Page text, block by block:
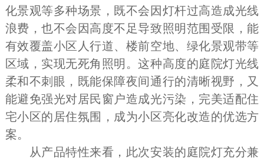
化景观等多种场景，既不会因灯杆过高造成光线
浪费，也不会因高度不足导致照明范围受限，能
有效覆盖小区人行道、楼前空地、绿化景观带等
区域，实现无死角照明。这种高度的庭院灯光线
柔和不刺眼，既能保障夜间通行的清晰视野，又
能避免强光对居民窗户造成光污染，完美适配住
宅小区的居住氛围，成为小区亮化改造的优选方
案。
从产品特性来看，此次安装的庭院灯充分兼